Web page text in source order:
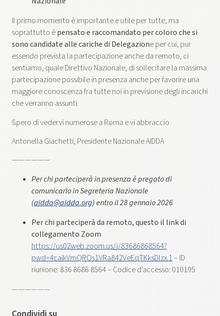
Il primo momento è importante e utile per tutte, ma
soprattutto èpensato e raccomandato per coloro che si
sono candidate alle cariche di Delegazione per cui, pur
essendo prevista la partecipazione anche da remoto, ci
sentiamo, quale Direttivo Nazionale, di sollecitare la massima
partecipazione possibile in presenza anche per favorire una
maggiore conoscenza fra tutte noi in previsione degli incarichi
che verranno assunti.
Spero di vedervi numerose a Roma e vi abbraccio
Antonella Giachetti, Presidente Nazionale AIDDA
——————
Per chi parteciperà in presenza è pregato di
comunicarlo in Segreteria Nazionale
(aidda@aidda.org) entro il 28 gennaio 2026
Per chi parteciperà da remoto, questo il link di
collegamento Zoom
https://us02web.zoom.us/j/83686868564?
pwd=4caikVmQROs1VRa842VeEqTKksDlzx.1– ID
riunione: 836 8686 8564 – Codice d’accesso: 010195
——————